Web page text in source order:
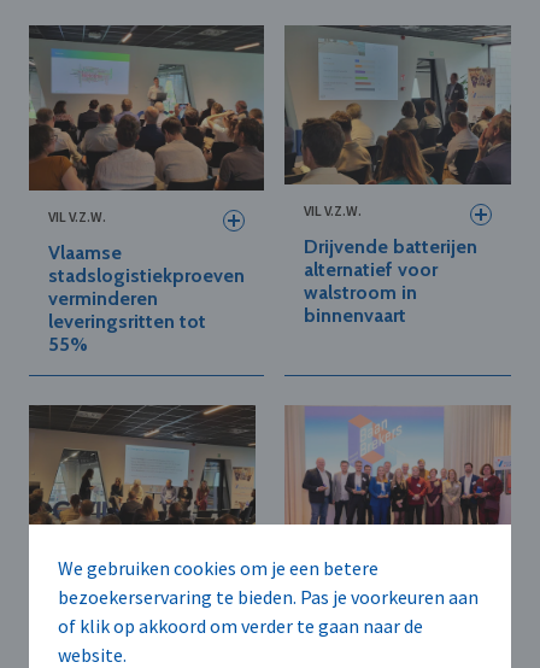
We gebruiken cookies om je een betere
bezoekerservaring te bieden. Pas je voorkeuren aan
of klik op akkoord om verder te gaan naar de
website.
VIL V.Z.W.
Vlaamse
stadslogistiekproeven
verminderen
leveringsritten tot
55%
VIL V.Z.W.
Drijvende batterijen
alternatief voor
walstroom in
binnenvaart
VIL V.Z.W.
Select4Care-project
toont potentieel
VIL V.Z.W.
"Baanbrekers 2025"-
winnaars